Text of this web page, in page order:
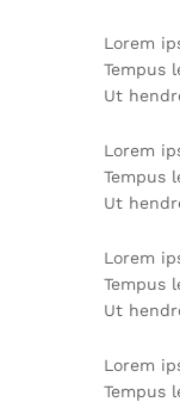
Lorem
Tempus
Ut
Lorem
Tempus
Ut
Lorem
Tempus
Ut
Lorem
Tempus